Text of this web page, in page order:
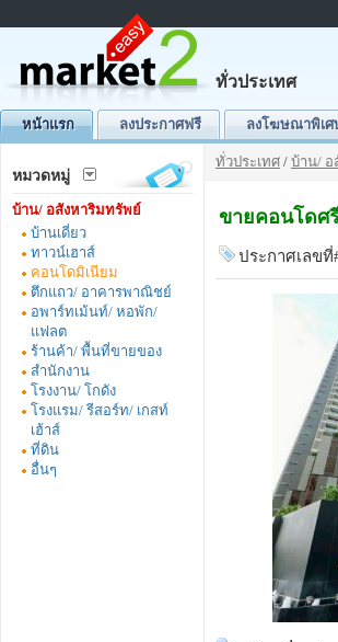
ทั่วประเทศ
หน้าแรก ลงประกาศฟรี ลงโฆษณาพิเศ
หมวดหมู่
บ้าน/ อสังหาริมทรัพย์
บ้านเดี่ยว
ทาวน์เฮาส์
คอนโดมิเนียม
ตึกแถว/ อาคารพาณิชย์
อพาร์ทเม้นท์/ หอพัก/
แฟลต
ร้านค้า/ พื้นที่ขายของ
สำนักงาน
โรงงาน/ โกดัง
โรงแรม/ รีสอร์ท/ เกสท์
เฮ้าส์
ที่ดิน
อื่นๆ
ทั่วประเทศ / บ้าน/ อ
ขายคอนโดศ
ประกาศเลขที่